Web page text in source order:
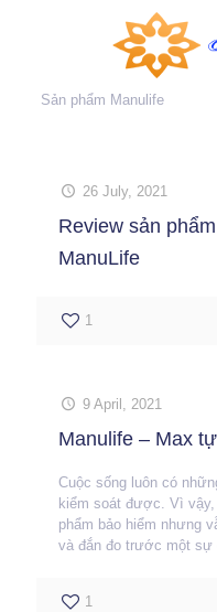
Sản phẩm Manulife
26 July, 2021
Review sản
ManuLife
1
9 April, 2021
Manulife – Max
Cuộc sống luôn có
kiểm soát được. Vì
phẩm bảo hiểm nhưng
và đắn đo trước một sự
1